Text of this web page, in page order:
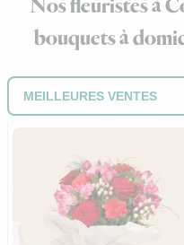
Nos fleuristes à
bouquets à